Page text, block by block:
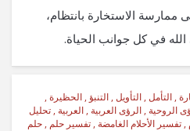
الاستخارة بانتظام،
في كل جوانب الحياة.
, التأمل , التأويل , التنبؤ , الحظيرة ,
الروحية , الرؤى العربية , العربية , تحليل
, تفسير الأحلام الغامضة , تفسير حلم , حلم